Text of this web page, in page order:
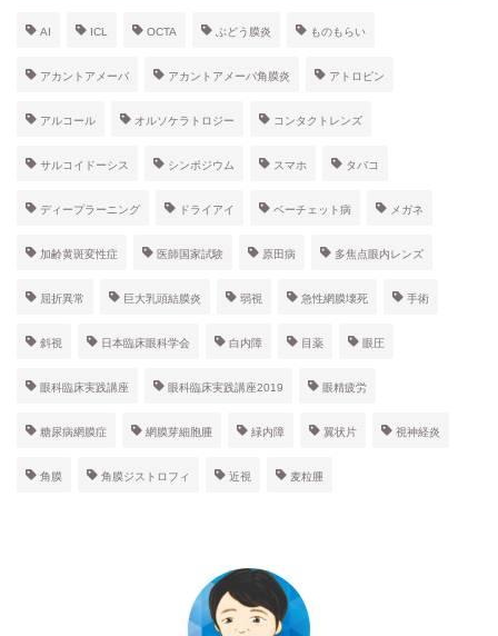
AI ICL OCTA ぶどう膜炎 ものもらい
アカントアメーバ アカントアメーバ角膜炎 アトロピン
アルコール オルソケラトロジー コンタクトレンズ
サルコイドーシス シンポジウム スマホ タバコ
ディープラーニング ドライアイ ベーチェット病 メガネ
加齢黄斑変性症 医師国家試験 原田病 多焦点眼内レンズ
屈折異常 巨大乳頭結膜炎 弱視 急性網膜壊死 手術
斜視 日本臨床眼科学会 白内障 目薬 眼圧
眼科臨床実践講座 眼科臨床実践講座2019 眼精疲労
糖尿病網膜症 網膜芽細胞腫 緑内障 翼状片 視神経炎
角膜 角膜ジストロフィ 近視 麦粒腫